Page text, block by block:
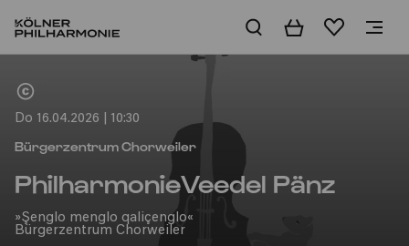
WarenkorbMerkliste
Do 16.04.2026 | 10:30
Bürgerzentrum Chorweiler
PhilharmonieVeedel Pänz
»Şenglo menglo qaliçenglo«
Bürgerzentrum Chorweiler